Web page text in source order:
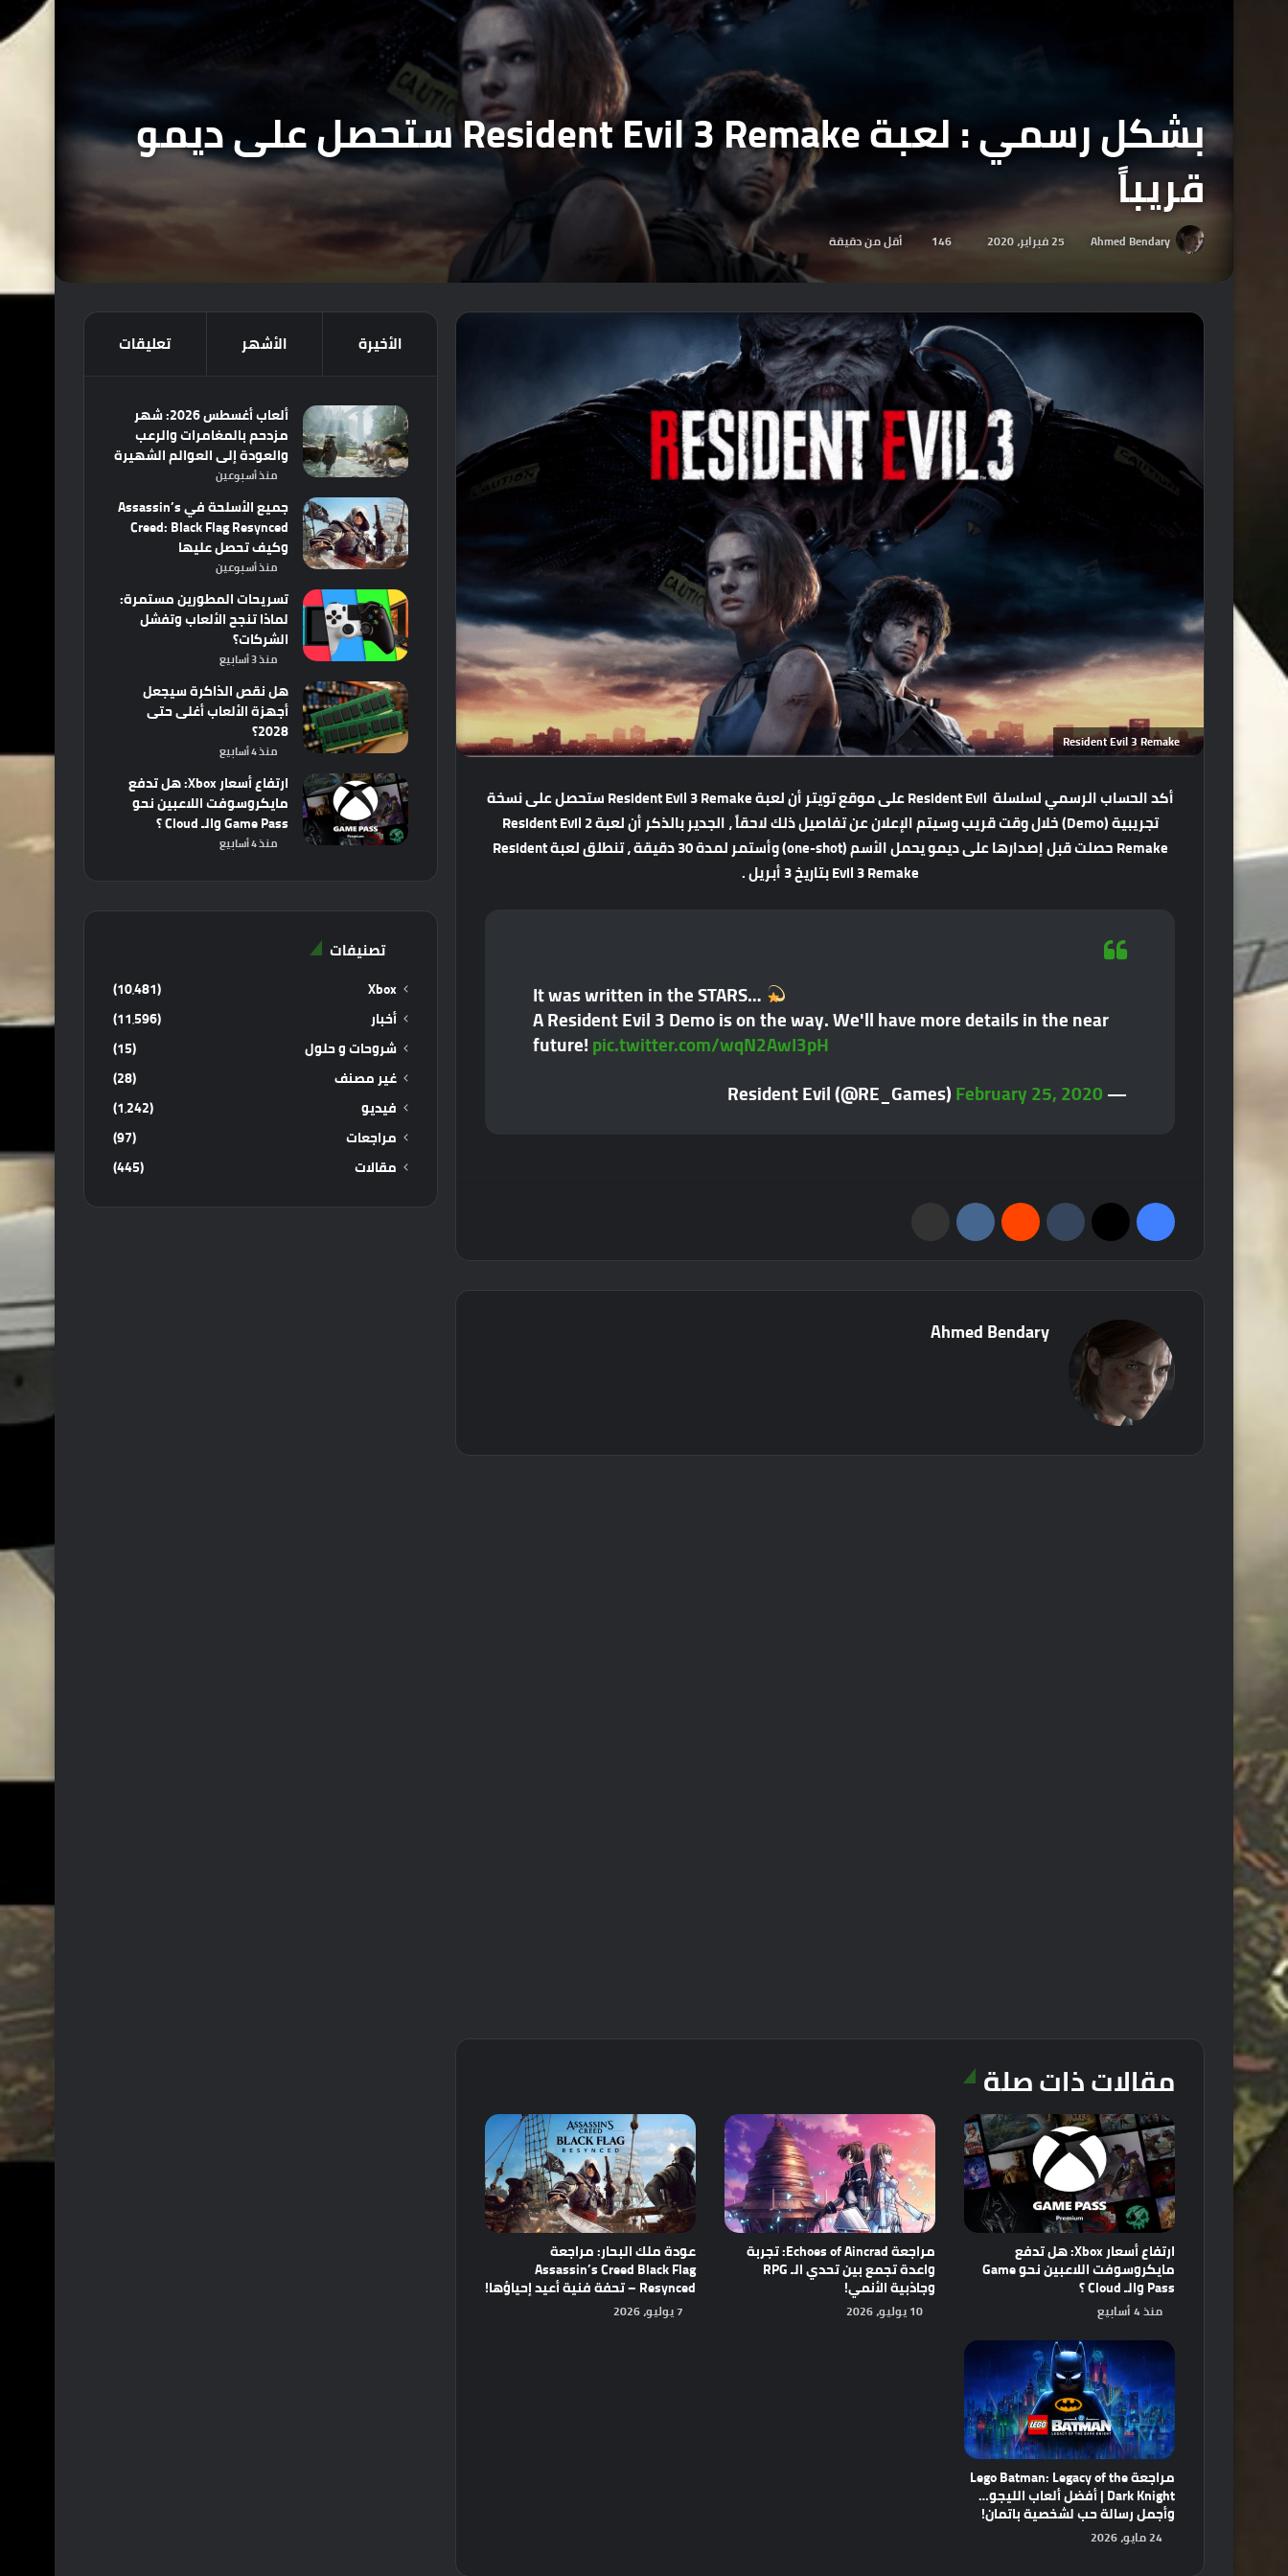
بشكل رسمي : لعبة Resident Evil 3 Remake ستحصل على ديمو
قريباً
Ahmed Bendary 25 فبراير، 2020 146 أقل من دقيقة
Resident Evil 3 Remake
أكد الحساب الرسمي لسلسلة Resident Evil على موقع تويتر أن لعبة Resident Evil 3 Remake ستحصل على نسخة
تجريبية (Demo) خلال وقت قريب وسيتم الإعلان عن تفاصيل ذلك لاحقاً ، الجدير بالذكر أن لعبة Resident Evil 2
Remake حصلت قبل إصدارها على ديمو يحمل الأسم (one-shot) وأستمر لمدة 30 دقيقة ، تنطلق لعبة Resident
Evil 3 Remake بتاريخ 3 أبريل .
It was written in the STARS…
A Resident Evil 3 Demo is on the way. We'll have more details in the near
future!pic.twitter.com/wqN2AwI3pH
— Resident Evil (@RE_Games)
February 25, 2020
Ahmed Bendary
مقالات ذات صلة
ارتفاع أسعار Xbox: هل تدفع
مايكروسوفت اللاعبين نحو Game
Pass والـ Cloud ؟
منذ 4 أسابيع
مراجعة Echoes of Aincrad: تجربة
واعدة تجمع بين تحدي الـ RPG
وجاذبية الأنمي!
10 يوليو، 2026
عودة ملك البحار: مراجعة
Assassin’s Creed Black Flag
Resynced – تحفة فنية أعيد إحياؤها!
7 يوليو، 2026
مراجعة Lego Batman: Legacy of the
Dark Knight | أفضل ألعاب الليجو…
وأجمل رسالة حب لشخصية باتمان!
24 مايو، 2026
الأخيرة الأشهر تعليقات
ألعاب أغسطس 2026: شهر
مزدحم بالمغامرات والرعب
والعودة إلى العوالم الشهيرة
منذ أسبوعين
جميع الأسلحة في Assassin’s
Creed: Black Flag Resynced
وكيف تحصل عليها
منذ أسبوعين
تسريحات المطورين مستمرة:
لماذا تنجح الألعاب وتفشل
الشركات؟
منذ 3 أسابيع
هل نقص الذاكرة سيجعل
أجهزة الألعاب أغلى حتى
2028؟
منذ 4 أسابيع
ارتفاع أسعار Xbox: هل تدفع
مايكروسوفت اللاعبين نحو
Game Pass والـ Cloud ؟
منذ 4 أسابيع
تصنيفات
Xbox
(10٬481)
أخبار
(11٬596)
شروحات و حلول
(15)
غير مصنف
(28)
فيديو
(1٬242)
مراجعات
(97)
مقالات
(445)